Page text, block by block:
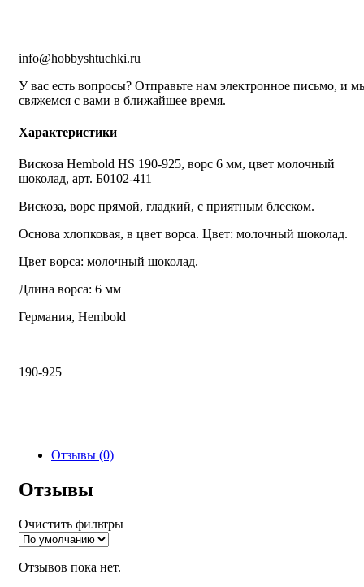
info@hobbyshtuchki.ru
У вас есть вопросы? Отправьте нам электронное письмо, и
свяжемся с вами в ближайшее время.
Характеристики
Вискоза Hembold HS 190-925, ворс 6 мм, цвет молочный
шоколад, арт. Б0102-411
Вискоза, ворс прямой, гладкий, с приятным блеском.
Основа хлопковая, в цвет ворса. Цвет: молочный шоколад.
Цвет ворса: молочный шоколад.
Длина ворса: 6 мм
Германия, Hembold
190-925
Отзывы (0)
Отзывы
Очистить фильтры
Отзывов пока нет.